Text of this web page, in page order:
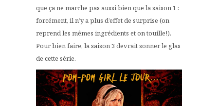
que ça ne marche pas aussi bien que la saison 1 :
forcément, il n’y a plus d’effet de surprise (on
reprend les mêmes ingrédients et on touille!).
Pour bien faire, la saison 3 devrait sonner le glas
de cette série.